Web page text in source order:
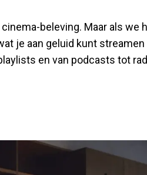
beleving. Maar als we
je aan geluid kunt streamen
en van podcasts tot